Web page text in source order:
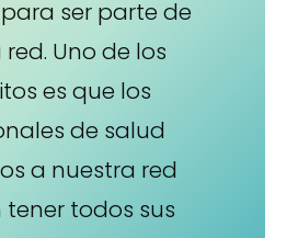
ser parte de
Uno de los
es que los
de salud
a nuestra red
todos sus